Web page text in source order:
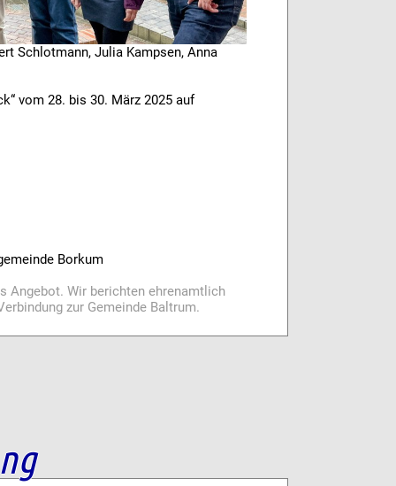
Schlotmann, Julia Kampsen, Anna
vom 28. bis 30. März 2025 auf
Borkum
Angebot. Wir berichten ehrenamtlich
zur Gemeinde Baltrum.